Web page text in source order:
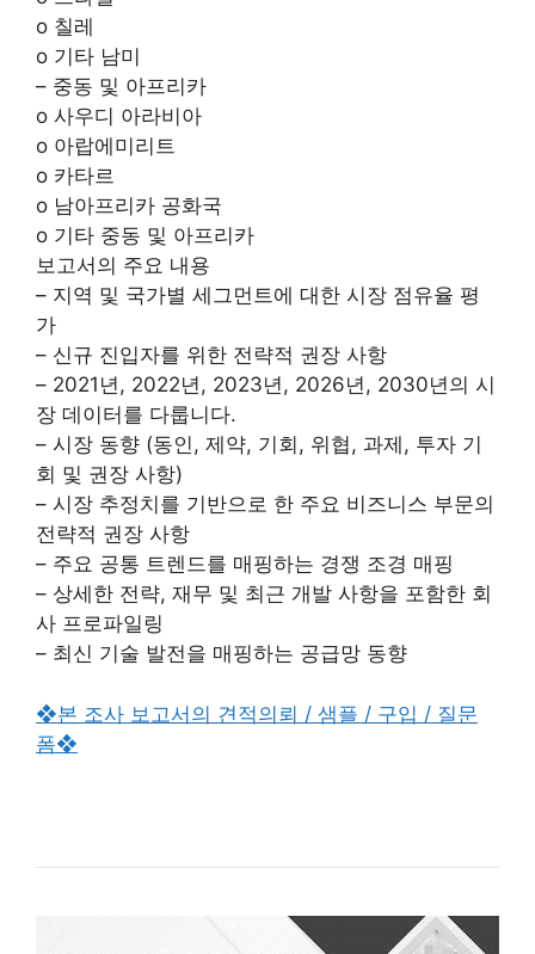
o 칠레
o 기타 남미
– 중동 및 아프리카
o 사우디 아라비아
o 아랍에미리트
o 카타르
o 남아프리카 공화국
o 기타 중동 및 아프리카
보고서의 주요 내용
– 지역 및 국가별 세그먼트에 대한 시장 점유율 평
가
– 신규 진입자를 위한 전략적 권장 사항
– 2021년, 2022년, 2023년, 2026년, 2030년의 시
장 데이터를 다룹니다.
– 시장 동향 (동인, 제약, 기회, 위협, 과제, 투자 기
회 및 권장 사항)
– 시장 추정치를 기반으로 한 주요 비즈니스 부문의
전략적 권장 사항
– 주요 공통 트렌드를 매핑하는 경쟁 조경 매핑
– 상세한 전략, 재무 및 최근 개발 사항을 포함한 회
사 프로파일링
– 최신 기술 발전을 매핑하는 공급망 동향
❖본 조사 보고서의 견적의뢰 / 샘플 / 구입 / 질문
폼❖